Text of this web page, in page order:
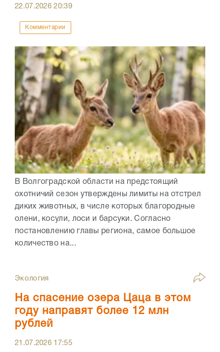
22.07.202620:39
Комментарии
В Волгоградской области на предстоящий
охотничий сезон утверждены лимиты на отстрел
диких животных, в числе которых благородные
олени, косули, лоси и барсуки. Согласно
постановлению главы региона, самое большое
количество на...
Экология
На спасение озера Цаца в этом
году направят более 12 млн
рублей
21.07.2026 17:55